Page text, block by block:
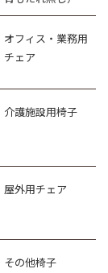
オフィス・業務用
チェア
介護施設用椅子
屋外用チェア
その他椅子